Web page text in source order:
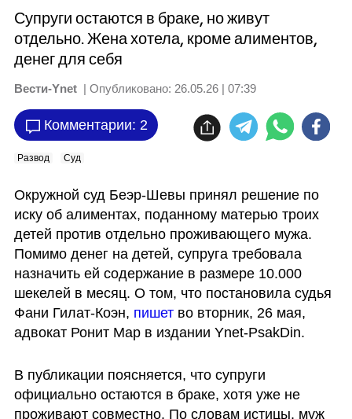
Супруги остаются в браке, но живут
отдельно. Жена хотела, кроме алиментов,
денег для себя
Вести-Ynet | Опубликовано: 26.05.26 | 07:39
Комментарии: 2
Развод Суд
Окружной суд Беэр-Шевы принял решение по
иску об алиментах, поданному матерью троих
детей против отдельно проживающего мужа.
Помимо денег на детей, супруга требовала
назначить ей содержание в размере 10.000
шекелей в месяц. О том, что постановила судья
Фани Гилат-Коэн, пишет во вторник, 26 мая,
адвокат Ронит Мар в издании Ynet-PsakDin.
В публикации поясняется, что супруги
официально остаются в браке, хотя уже не
проживают совместно. По словам истицы, муж